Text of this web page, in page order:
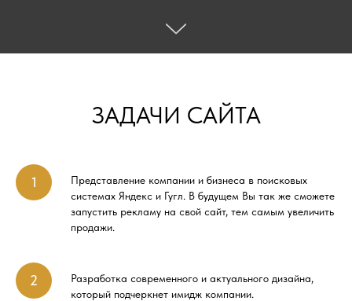
ЗАДАЧИ САЙТА
Представление компании и бизнеса в поисковых
системах Яндекс и Гугл. В будущем Вы так же сможете
запустить рекламу на свой сайт, тем самым увеличить
продажи.
Разработка современного и актуального дизайна,
который подчеркнет имидж компании.